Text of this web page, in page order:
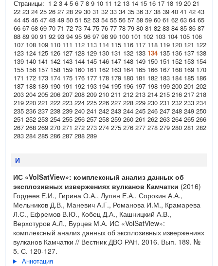
Страницы: 1 2 3 4 5 6 7 8 9 10 11 12 13 14 15 16 17 18 19 20 21
22 23 24 25 26 27 28 29 30 31 32 33 34 35 36 37 38 39 40 41 42 43
44 45 46 47 48 49 50 51 52 53 54 55 56 57 58 59 60 61 62 63 64 65
66 67 68 69 70 71 72 73 74 75 76 77 78 79 80 81 82 83 84 85 86 87
88 89 90 91 92 93 94 95 96 97 98 99 100 101 102 103 104 105 106
107 108 109 110 111 112 113 114 115 116 117 118 119 120 121 122
123 124 125 126 127 128 129 130 131 132 133 134 135 136 137 138
139 140 141 142 143 144 145 146 147 148 149 150 151 152 153 154
155 156 157 158 159 160 161 162 163 164 165 166 167 168 169 170
171 172 173 174 175 176 177 178 179 180 181 182 183 184 185 186
187 188 189 190 191 192 193 194 195 196 197 198 199 200 201 202
203 204 205 206 207 208 209 210 211 212 213 214 215 216 217 218
219 220 221 222 223 224 225 226 227 228 229 230 231 232 233 234
235 236 237 238 239 240 241 242 243 244 245 246 247 248 249 250
251 252 253 254 255 256 257 258 259 260 261 262 263 264 265 266
267 268 269 270 271 272 273 274 275 276 277 278 279 280 281 282
283 284 285 286 287 288 289
И
ИС «VolSatView»: комплексный анализ данных об
эксплозивных извержениях вулканов Камчатки (2016)
Гордеев Е.И., Гирина О.А., Лупян Е.А., Сорокин А.А.,
Мельников Д.В., Маневич А.Г., Романова И.М., Крамарева
Л.С., Ефремов В.Ю., Кобец Д.А., Кашницкий А.В.,
Верхотуров А.Л., Бурцев М.А. ИС «VolSatView»:
комплексный анализ данных об эксплозивных извержениях
вулканов Камчатки // Вестник ДВО РАН. 2016. Вып. 189. №
5. С. 120-127.
Аннотация